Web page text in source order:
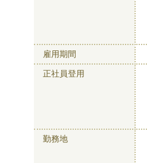
雇用期間
正社員登用
勤務地